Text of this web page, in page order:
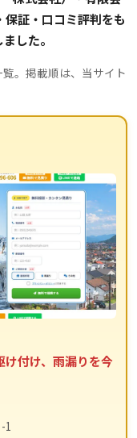
証・口コミ評判をも
した。
。掲載順は、当サイト
付け、雨漏りを今
1